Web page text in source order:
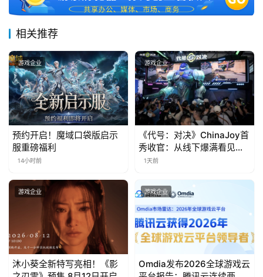
三
届
金
奖
7
月
3
0
日
茶
对
相关推荐
游戏企业
预约开启！魔域口袋版启示
服重磅福利
14小时前
游戏企业
《代号：对决》ChinaJoy首
秀收官：从线下爆满看见玩
家的真实期待
1天前
游戏企业
沐小葵全新特写亮相！《影
游戏企业
Omdia发布2026全球游戏云